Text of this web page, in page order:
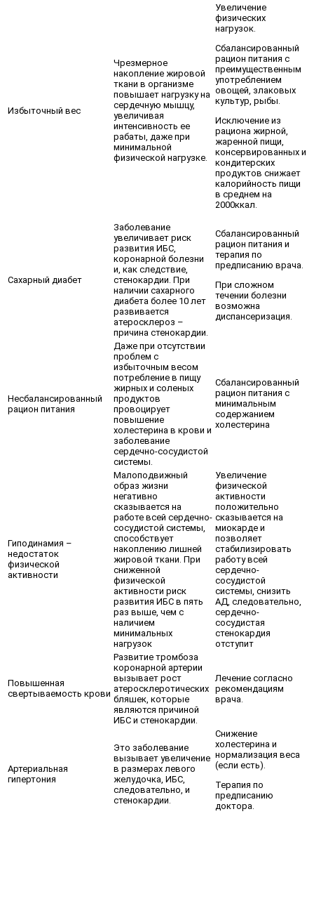
Избыточный вес
Чрезмерное
накопление жировой
ткани в организме
повышает нагрузку на
сердечную мышцу,
увеличивая
интенсивность ее
рабаты, даже при
минимальной
физической нагрузке.
Увеличение
физических
нагрузок.
Сбалансированный
рацион питания с
преимущественным
употреблением
овощей, злаковых
культур, рыбы.
Исключение из
рациона жирной,
жаренной пищи,
консервированных и
кондитерских
продуктов снижает
калорийность пищи
в среднем на
2000ккал.
Сахарный диабет
Заболевание
увеличивает риск
развития ИБС,
коронарной болезни
и, как следствие,
стенокардии. При
наличии сахарного
диабета более 10 лет
развивается
атеросклероз –
причина стенокардии.
Сбалансированный
рацион питания и
терапия по
предписанию врача.
При сложном
течении болезни
возможна
диспансеризация.
Несбалансированный
рацион питания
Даже при отсутствии
проблем с
избыточным весом
потребление в пищу
жирных и соленых
продуктов
провоцирует
повышение
холестерина в крови и
заболевание
сердечно-сосудистой
системы.
Сбалансированный
рацион питания с
минимальным
содержанием
холестерина
Гиподинамия –
недостаток
физической
активности
Малоподвижный
образ жизни
негативно
сказывается на
работе всей сердечно-
сосудистой системы,
способствует
накоплению лишней
жировой ткани. При
сниженной
физической
активности риск
развития ИБС в пять
раз выше, чем с
наличием
минимальных
нагрузок
Увеличение
физической
активности
положительно
сказывается на
миокарде и
позволяет
стабилизировать
работу всей
сердечно-
сосудистой
системы, снизить
АД, следовательно,
сердечно-
сосудистая
стенокардия
отступит
Повышенная
свертываемость крови
Развитие тромбоза
коронарной артерии
вызывает рост
атеросклеротических
бляшек, которые
являются причиной
ИБС и стенокардии.
Лечение согласно
рекомендациям
врача.
Артериальная
гипертония
Это заболевание
вызывает увеличение
в размерах левого
желудочка, ИБС,
следовательно, и
стенокардии.
Снижение
холестерина и
нормализация веса
(если есть).
Терапия по
предписанию
доктора.